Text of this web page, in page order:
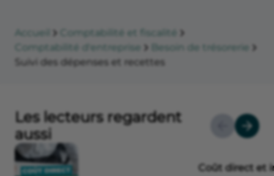
Accueil
Comptabilité et fiscalité
Comptabilité d'entreprise
Besoin de trésorerie
Suivi des dépenses et recettes
Les lecteurs regardent
aussi
Coût direct et